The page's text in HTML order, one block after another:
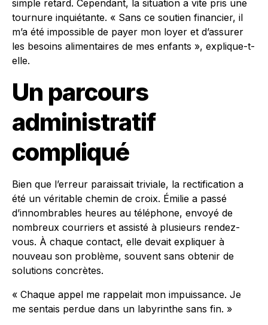
simple retard. Cependant, la situation a vite pris une
tournure inquiétante. « Sans ce soutien financier, il
m’a été impossible de payer mon loyer et d’assurer
les besoins alimentaires de mes enfants », explique-t-
elle.
Un parcours
administratif
compliqué
Bien que l’erreur paraissait triviale, la rectification a
été un véritable chemin de croix. Émilie a passé
d’innombrables heures au téléphone, envoyé de
nombreux courriers et assisté à plusieurs rendez-
vous. À chaque contact, elle devait expliquer à
nouveau son problème, souvent sans obtenir de
solutions concrètes.
« Chaque appel me rappelait mon impuissance. Je
me sentais perdue dans un labyrinthe sans fin. »